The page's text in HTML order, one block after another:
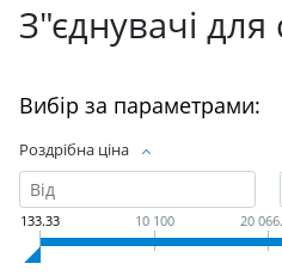
З"єднувачі для
Вибір за параметрами:
Роздрібна ціна
133.33 10 100 20